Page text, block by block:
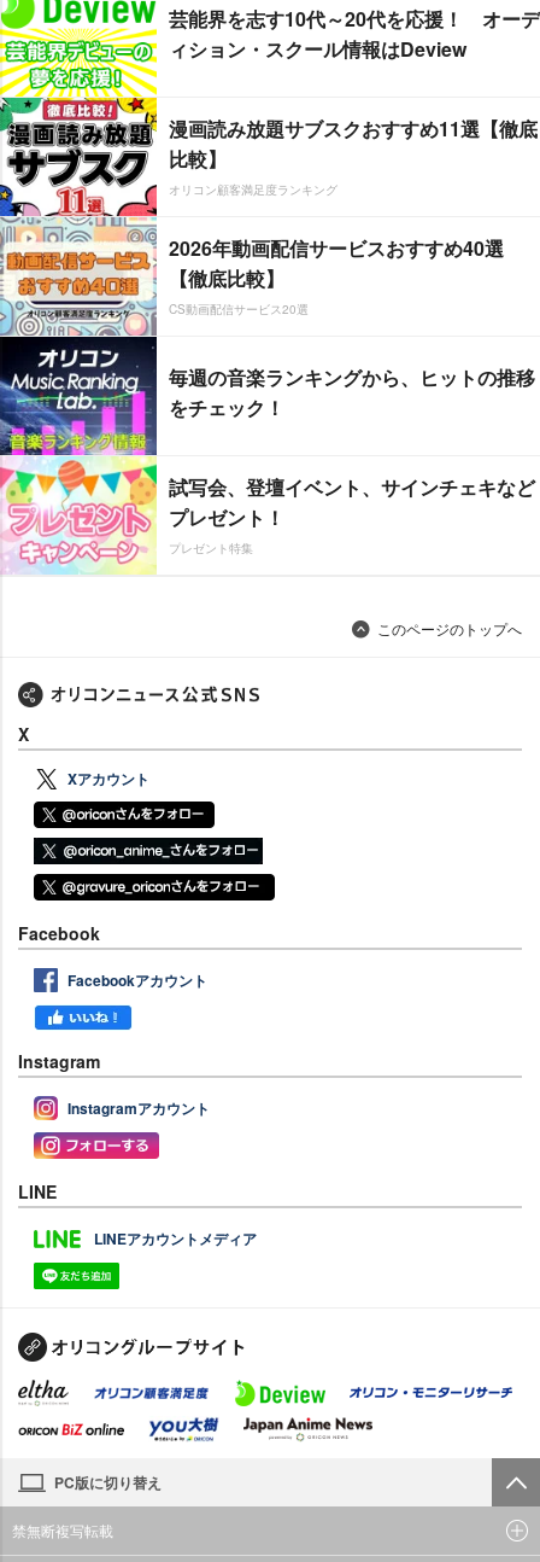
芸能界を志す10代～20代を応援！ オーデ
ィション・スクール情報はDeview
漫画読み放題サブスクおすすめ11選【徹底
比較】
オリコン顧客満足度ランキング
2026年動画配信サービスおすすめ40選
【徹底比較】
CS動画配信サービス20選
毎週の音楽ランキングから、ヒットの推移
をチェック！
試写会、登壇イベント、サインチェキなど
プレゼント！
プレゼント特集
このページのトップへ
X
Xアカウント
Facebook
Facebookアカウント
Instagram
Instagramアカウント
LINE
LINEアカウントメディア
PC版に切り替え
禁無断複写転載